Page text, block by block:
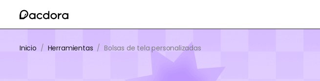
Inicio / Herramientas / Bolsas de tela personalizadas